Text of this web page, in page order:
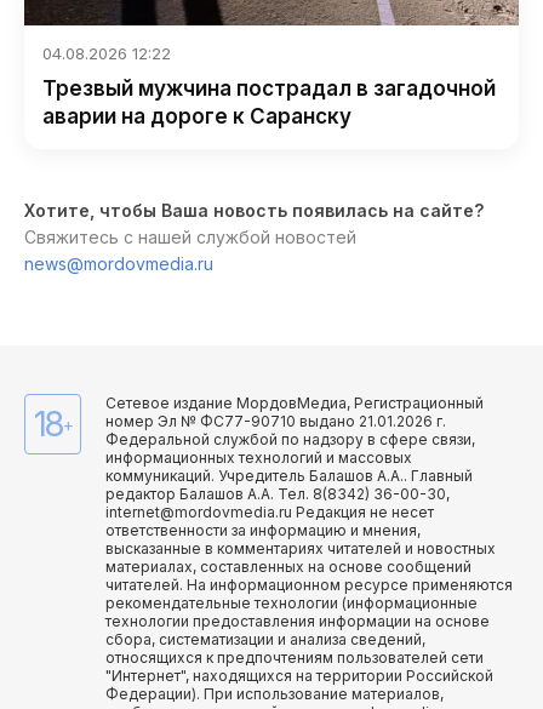
04.08.2026 12:22
Трезвый мужчина пострадал в загадочной
аварии на дороге к Саранску
Хотите, чтобы Ваша новость появилась на сайте?
Свяжитесь с нашей службой новостей
news@mordovmedia.ru
18+
Сетевое издание МордовМедиа, Регистрационный
номер Эл № ФС77-90710 выдано 21.01.2026 г.
Федеральной службой по надзору в сфере связи,
информационных технологий и массовых
коммуникаций. Учредитель Балашов А.А.. Главный
редактор Балашов А.А. Тел. 8(8342) 36-00-30,
internet@mordovmedia.ru Редакция не несет
ответственности за информацию и мнения,
высказанные в комментариях читателей и новостных
материалах, составленных на основе сообщений
читателей. На информационном ресурсе применяются
рекомендательные технологии (информационные
технологии предоставления информации на основе
сбора, систематизации и анализа сведений,
относящихся к предпочтениям пользователей сети
"Интернет", находящихся на территории Российской
Федерации). При использование материалов,